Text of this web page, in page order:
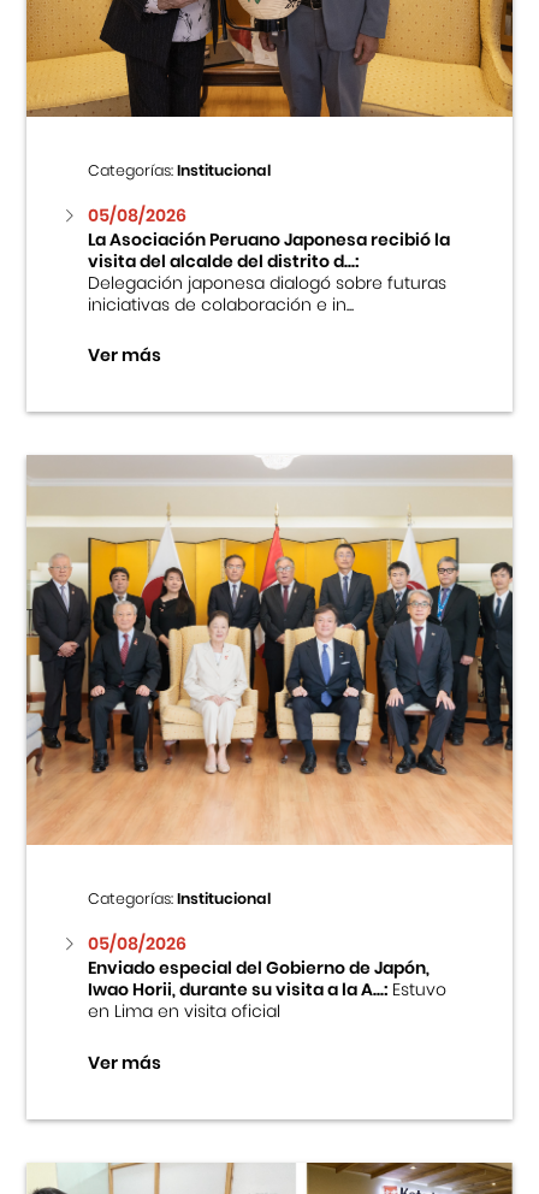
Centro Cultural Peruano Japonés
Cursos
Museo de la Inmigración Japonesa
Fondo Editorial
Teatro Peruano Japonés
Categorías:Institucional
05/08/2026
La Asociación Peruano Japonesa recibió la
visita del alcalde del distrito d...:
Delegación japonesa dialogó sobre futuras
iniciativas de colaboración e in...
Ver más
Categorías:Institucional
05/08/2026
Enviado especial del Gobierno de Japón,
Iwao Horii, durante su visita a la A...:Estuvo
en Lima en visita oficial
Ver más